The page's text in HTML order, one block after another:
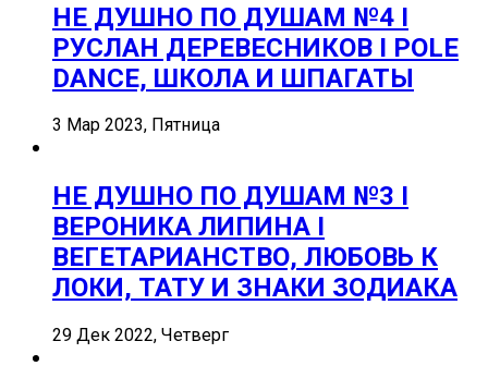
НЕ ДУШНО ПО ДУШАМ №4 I
РУСЛАН ДЕРЕВЕСНИКОВ I POLE
DANCE, ШКОЛА И ШПАГАТЫ
3 Мар 2023, Пятница
НЕ ДУШНО ПО ДУШАМ №3 I
ВЕРОНИКА ЛИПИНА I
ВЕГЕТАРИАНСТВО, ЛЮБОВЬ К
ЛОКИ, ТАТУ И ЗНАКИ ЗОДИАКА
29 Дек 2022, Четверг